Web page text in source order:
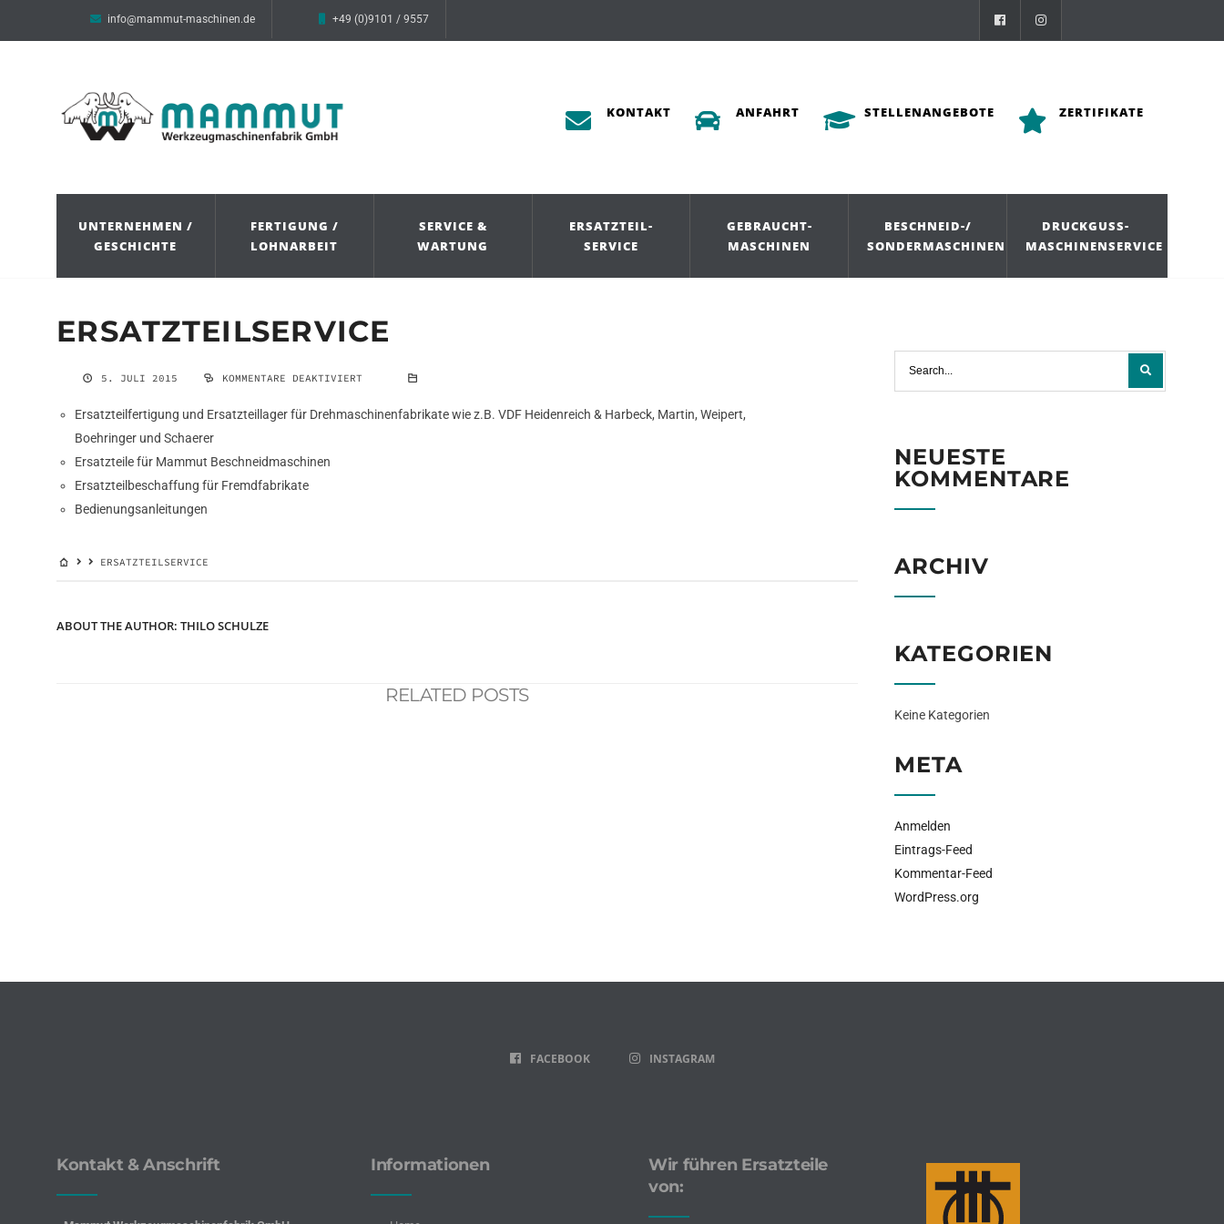
info@mammut-maschinen.de +49 (0)9101 / 9557
KONTAKT ANFAHRT STELLENANGEBOTE ZERTIFIKATE
UNTERNEHMEN /
GESCHICHTE
FERTIGUNG /
LOHNARBEIT
SERVICE &
WARTUNG
ERSATZTEIL-
SERVICE
GEBRAUCHT-
MASCHINEN
BESCHNEID-/
SONDERMASCHINEN
DRUCKGUSS-
MASCHINENSERVICE
ERSATZTEILSERVICE
5. JULI 2015 KOMMENTARE DEAKTIVIERT
Ersatzteilfertigung und Ersatzteillager für Drehmaschinenfabrikate wie z.B. VDF Heidenreich & Harbeck, Martin, Weipert,
Boehringer und Schaerer
Ersatzteile für Mammut Beschneidmaschinen
Ersatzteilbeschaffung für Fremdfabrikate
Bedienungsanleitungen
ERSATZTEILSERVICE
ABOUT THE AUTHOR: THILO SCHULZE
RELATED POSTS
NEUESTE
KOMMENTARE
ARCHIV
KATEGORIEN
Keine Kategorien
META
Anmelden
Eintrags-Feed
Kommentar-Feed
WordPress.org
FACEBOOK INSTAGRAM
Kontakt & Anschrift Informationen
Wir führen Ersatzteile
von: